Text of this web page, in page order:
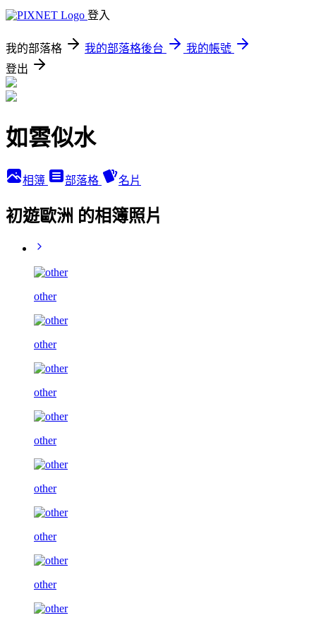
登入
我的部落格 我的部落格後台
我的帳號
登出
如雲似水
相簿 部落格 名片
初遊歐洲 的相簿照片
other
other
other
other
other
other
other